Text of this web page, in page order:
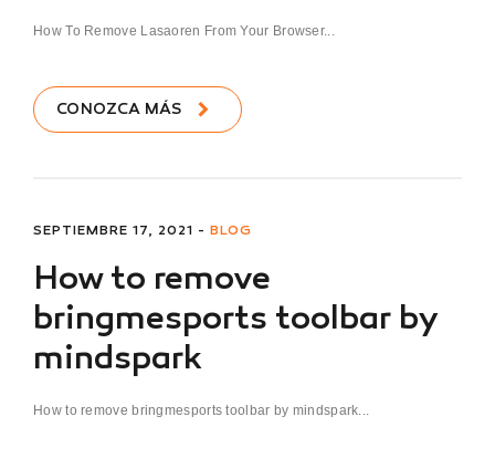
How To Remove Lasaoren From Your Browser...
CONOZCA MÁS
SEPTIEMBRE 17, 2021 - BLOG
How to remove
bringmesports toolbar by
mindspark
How to remove bringmesports toolbar by mindspark...